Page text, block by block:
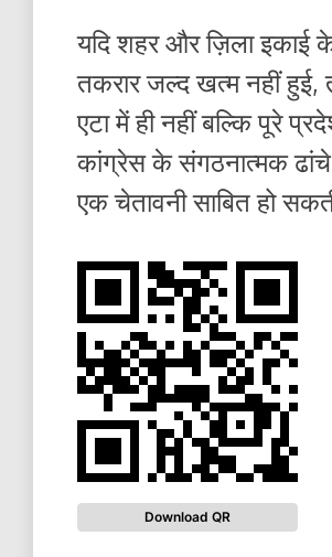
यदि शहर और ज़िला इकाई
तकरार जल्द खत्म नहीं हुई,
एटा में ही नहीं बल्कि पूरे
कांग्रेस के संगठनात्मक
एक चेतावनी साबित हो
Download QR